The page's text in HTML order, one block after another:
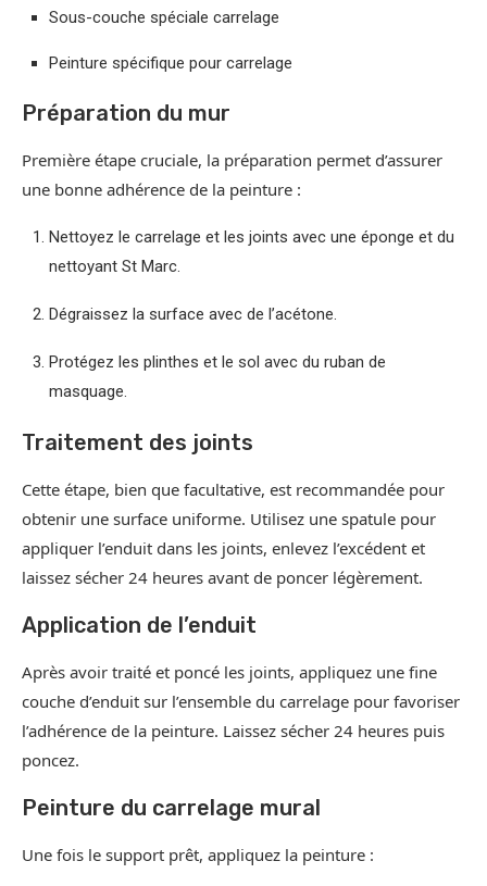
Sous-couche spéciale carrelage
Peinture spécifique pour carrelage
Préparation du mur
Première étape cruciale, la préparation permet d’assurer
une bonne adhérence de la peinture :
Nettoyez le carrelage et les joints avec une éponge et du
nettoyant St Marc.
Dégraissez la surface avec de l’acétone.
Protégez les plinthes et le sol avec du ruban de
masquage.
Traitement des joints
Cette étape, bien que facultative, est recommandée pour
obtenir une surface uniforme. Utilisez une spatule pour
appliquer l’enduit dans les joints, enlevez l’excédent et
laissez sécher 24 heures avant de poncer légèrement.
Application de l’enduit
Après avoir traité et poncé les joints, appliquez une fine
couche d’enduit sur l’ensemble du carrelage pour favoriser
l’adhérence de la peinture. Laissez sécher 24 heures puis
poncez.
Peinture du carrelage mural
Une fois le support prêt, appliquez la peinture :